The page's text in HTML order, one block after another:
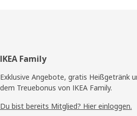
Fußzeile
IKEA Family
Exklusive Angebote, gratis Heißgetränk
dem Treuebonus von IKEA Family.
Du bist bereits Mitglied? Hier einloggen.